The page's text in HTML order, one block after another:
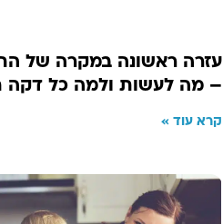
עזרה ראשונה במקרה של
– מה לעשות ולמה כל דקה
קרא עוד »